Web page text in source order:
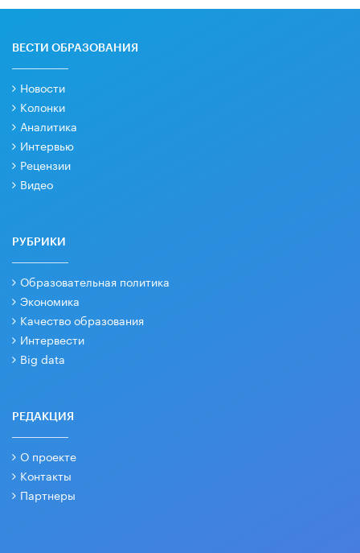
ВЕСТИ ОБРАЗОВАНИЯ
Новости
Колонки
Аналитика
Интервью
Рецензии
Видео
РУБРИКИ
Образовательная политика
Экономика
Качество образования
Интервести
Big data
РЕДАКЦИЯ
О проекте
Контакты
Партнеры